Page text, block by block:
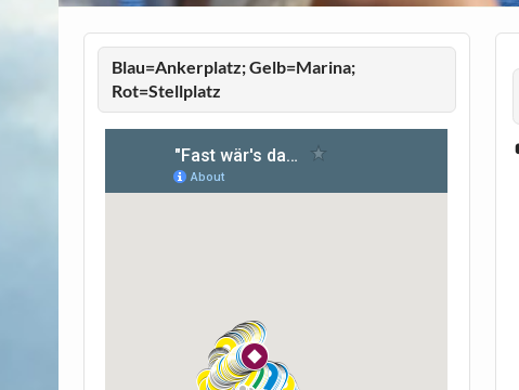
Blau=Ankerplatz; Gelb=Marina;
Rot=Stellplatz